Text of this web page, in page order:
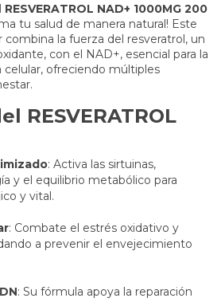
RESVERATROL NAD+ 1000MG 200
tu salud de manera natural! Este
la fuerza del resveratrol, un
con el NAD+, esencial para la
ofreciendo múltiples
RESVERATROL
: Activa las sirtuinas,
y el equilibrio metabólico para
y vital.
: Combate el estrés oxidativo y
a prevenir el envejecimiento
: Su fórmula apoya la reparación